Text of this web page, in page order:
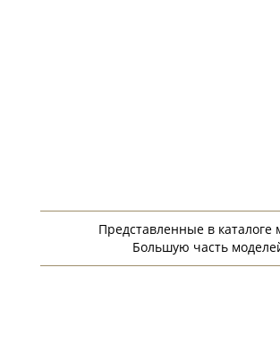
Представленные в каталоге
Большую часть